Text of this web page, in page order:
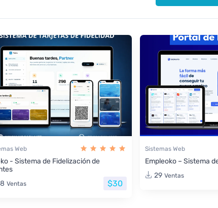
Web
- Sistema de Fidelización de
Ventas $30
Sistemas Web
Empleoko – Sistema
29 Ventas